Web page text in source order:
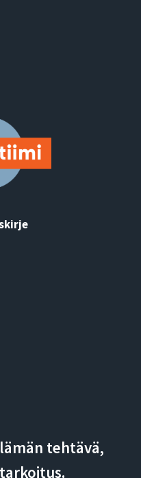
tehtävä,